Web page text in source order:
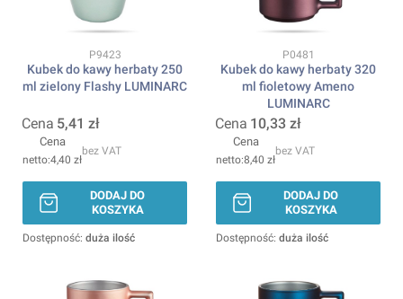
Kod produktu
P9423
Kubek do kawy herbaty 250
ml zielony Flashy LUMINARC
Cena 5,41 zł
Cena
4,40 zł
bez VAT
DODAJ DO
KOSZYKA
Dostępność: duża ilość
Kod produktu
P0481
Kubek do kawy herbaty 320
ml fioletowy Ameno
LUMINARC
Cena 10,33 zł
Cena
8,40 zł
bez VAT
DODAJ DO
KOSZYKA
Dostępność: duża ilość